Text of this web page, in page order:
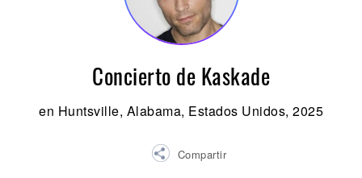
Concierto de Kaskade
en Huntsville, Alabama, Estados Unidos, 2025
Compartir